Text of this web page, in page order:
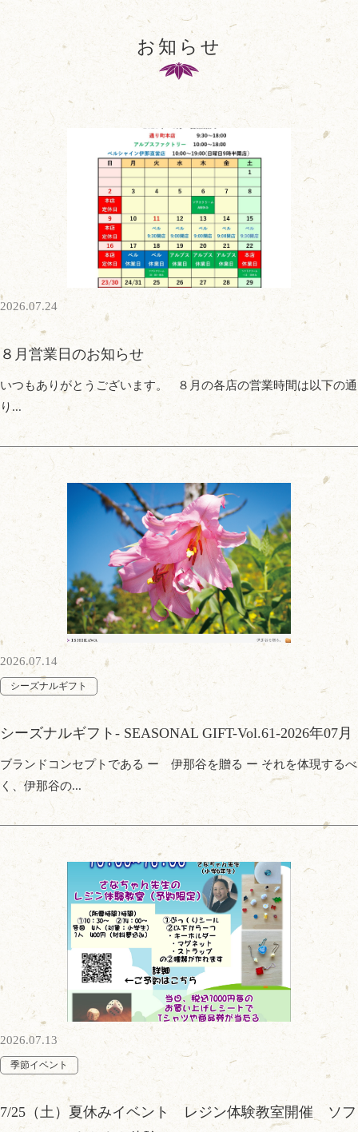
お知らせ
2026.07.24
８月営業日のお知らせ
いつもありがとうございます。 ８月の各店の営業時間は以下の通
り...
2026.07.14
シーズナルギフト
シーズナルギフト- SEASONAL GIFT-Vol.61-2026年07月
ブランドコンセプトである ー 伊那谷を贈る ー それを体現するべ
く、伊那谷の...
2026.07.13
季節イベント
7/25（土）夏休みイベント レジン体験教室開催 ソフ